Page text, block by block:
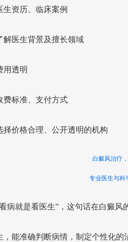
生资历、临床案例
解医生背景及擅长领域
用透明
费标准、支付方式
择价格合理、公开透明的机构
白癜风治疗
专业医生与科
病就是看医生”，这句话在白癜
，能准确判断病情，制定个性化